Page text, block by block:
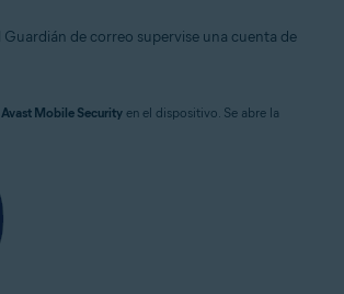
Guardián de correo supervise una cuenta de
Avast Mobile Security en el dispositivo. Se abre la